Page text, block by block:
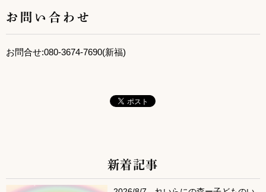
お問い合わせ
お問合せ:080-3674-7690(新福)
サブコンテンツ
新着記事